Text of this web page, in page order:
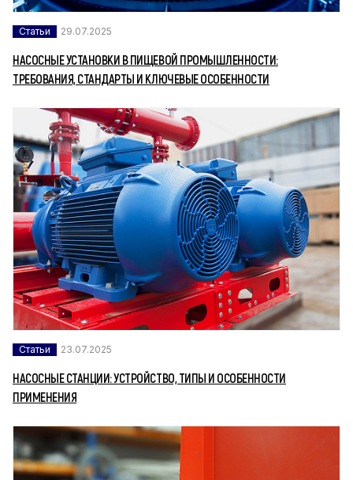
Статьи 29.07.2025
НАСОСНЫЕ УСТАНОВКИ В ПИЩЕВОЙ ПРОМЫШЛЕННОСТИ:
ТРЕБОВАНИЯ, СТАНДАРТЫ И КЛЮЧЕВЫЕ ОСОБЕННОСТИ
Статьи 23.07.2025
НАСОСНЫЕ СТАНЦИИ: УСТРОЙСТВО, ТИПЫ И ОСОБЕННОСТИ
ПРИМЕНЕНИЯ